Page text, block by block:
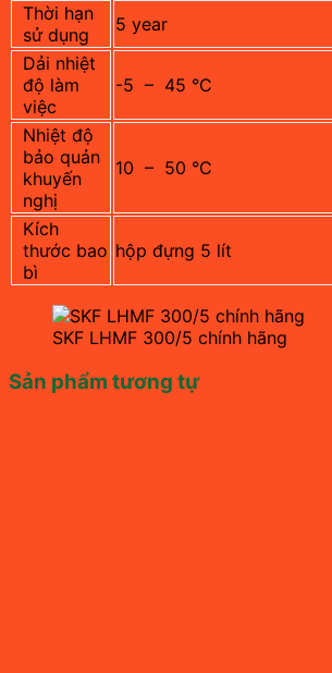
Thời hạn
sử dụng
5 year
Dải nhiệt
độ làm
việc
-5 – 45 °C
Nhiệt độ
bảo quản
khuyến
nghị
10 – 50 °C
Kích
thước bao
bì
hộp đựng 5 lít
SKF LHMF 300/5 chính hãng
Sản phẩm tương tự